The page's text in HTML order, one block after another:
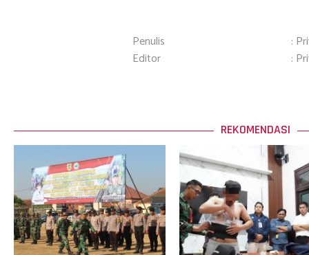
Penulis
:
Editor
:
REKOMENDASI